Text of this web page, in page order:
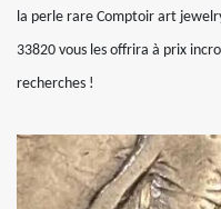
la perle rare Comptoir art
33820 vous les offrira à prix
recherches !